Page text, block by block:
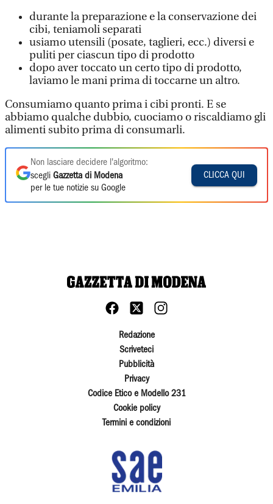
durante la preparazione e la conservazione dei
cibi, teniamoli separati
usiamo utensili (posate, taglieri, ecc.) diversi e
puliti per ciascun tipo di prodotto
dopo aver toccato un certo tipo di prodotto,
laviamo le mani prima di toccarne un altro.
Consumiamo quanto prima i cibi pronti. E se
abbiamo qualche dubbio, cuociamo o riscaldiamo gli
alimenti subito prima di consumarli.
Non lasciare decidere l'algoritmo:
scegli Gazzetta di Modena
per le tue notizie su Google
CLICCA QUI
Redazione
Scriveteci
Pubblicità
Privacy
Codice Etico e Modello 231
Cookie policy
Termini e condizioni